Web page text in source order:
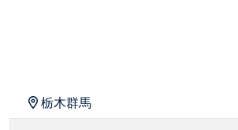
栃木群馬